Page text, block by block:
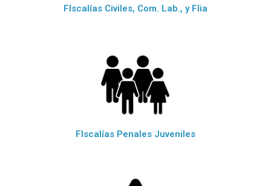
FIscalías Civiles, Com. Lab., y Flia
FIscalías Penales Juveniles